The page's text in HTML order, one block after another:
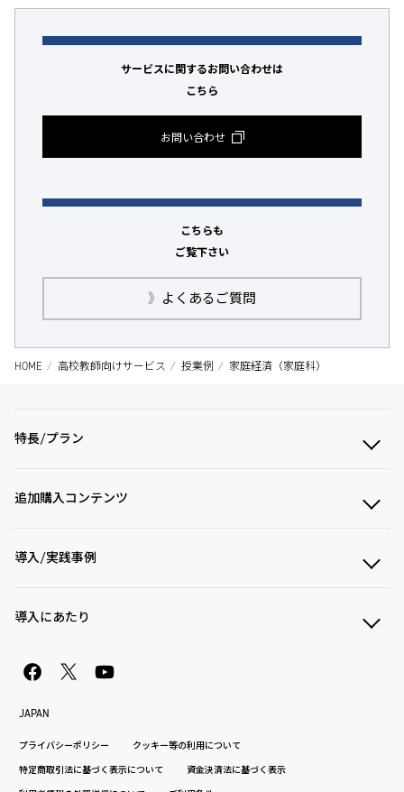
サービスに関するお問い合わせは
こちら
お問い合わせ
こちらも
ご覧下さい
》 よくあるご質問
HOME 高校教師向けサービス 授業例 家庭経済（家庭科）
特長/プラン
追加購入コンテンツ
導入/実践事例
導入にあたり
プライバシーポリシー クッキー等の利用について
特定商取引法に基づく表示について 資金決済法に基づく表示
JAPAN